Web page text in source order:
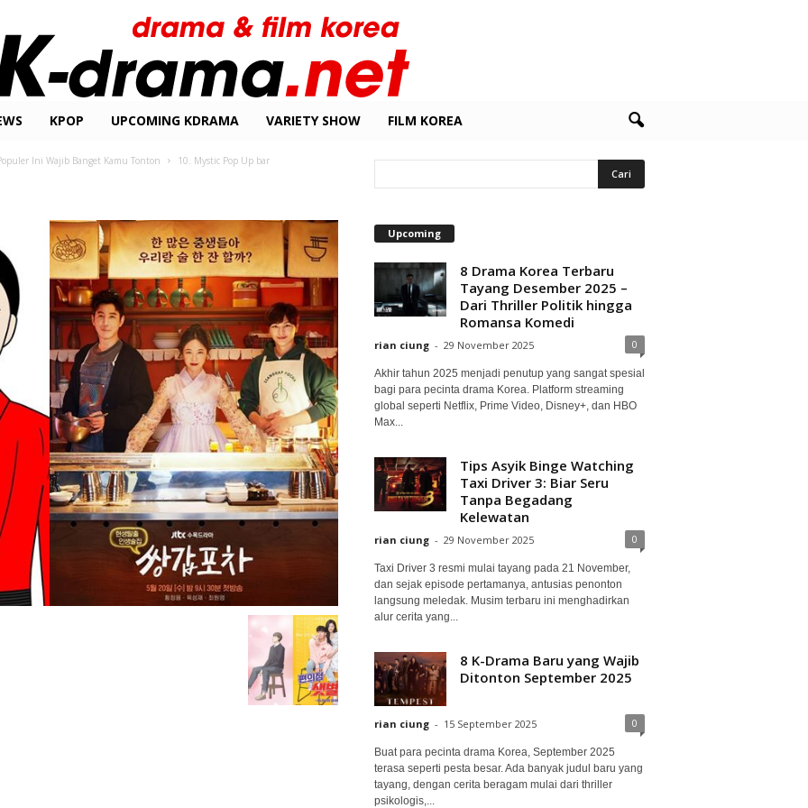
KPOP UPCOMING KDRAMA VARIETY SHOW FILM KOREA
Ini Wajib Banget Kamu Tonton 10. Mystic Pop Up bar
Upcoming
8 Drama Korea Terbaru
Tayang Desember 2025 –
Dari Thriller Politik hingga
Romansa Komedi
rian ciung - 29 November 2025 0
Akhir tahun 2025 menjadi penutup yang sangat spesial
bagi para pecinta drama Korea. Platform streaming
global seperti Netflix, Prime Video, Disney+, dan HBO
Max...
Tips Asyik Binge Watching
Taxi Driver 3: Biar Seru
Tanpa Begadang
Kelewatan
rian ciung - 29 November 2025 0
Taxi Driver 3 resmi mulai tayang pada 21 November,
dan sejak episode pertamanya, antusias penonton
langsung meledak. Musim terbaru ini menghadirkan
alur cerita yang...
8 K-Drama Baru yang Wajib
Ditonton September 2025
rian ciung - 15 September 2025 0
Buat para pecinta drama Korea, September 2025
terasa seperti pesta besar. Ada banyak judul baru yang
tayang, dengan cerita beragam mulai dari thriller
psikologis,...